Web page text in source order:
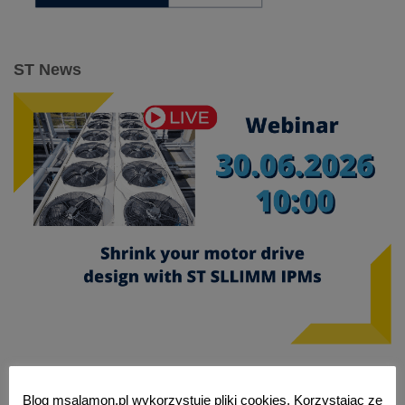
ST News
Blog msalamon.pl wykorzystuje pliki cookies. Korzystając ze